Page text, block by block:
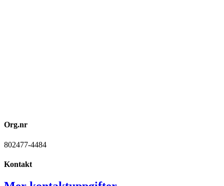
Org.nr
802477-4484
Kontakt